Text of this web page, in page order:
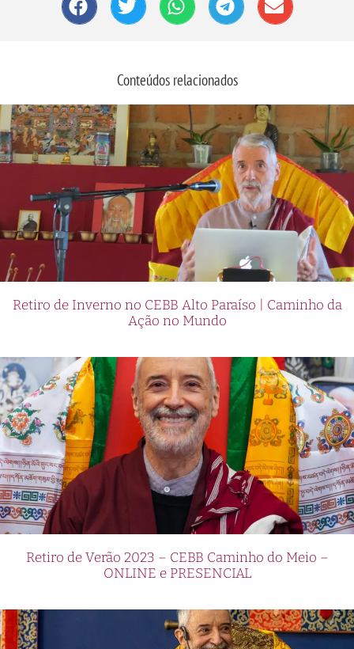
Conteúdos relacionados
Retiro de Inverno no CEBB Alto Paraíso | Caminho da
Ação no Mundo
Retiro de Verão 2023 – CEBB Caminho do Meio –
ONLINE e PRESENCIAL